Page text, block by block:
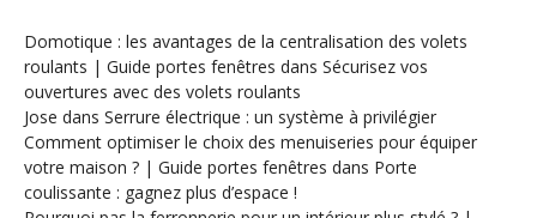
Domotique : les avantages de la centralisation des volets
roulants | Guide portes fenêtres dans Sécurisez vos
ouvertures avec des volets roulants
Jose dans Serrure électrique : un système à privilégier
Comment optimiser le choix des menuiseries pour équiper
votre maison ? | Guide portes fenêtres dans Porte
coulissante : gagnez plus d’espace !